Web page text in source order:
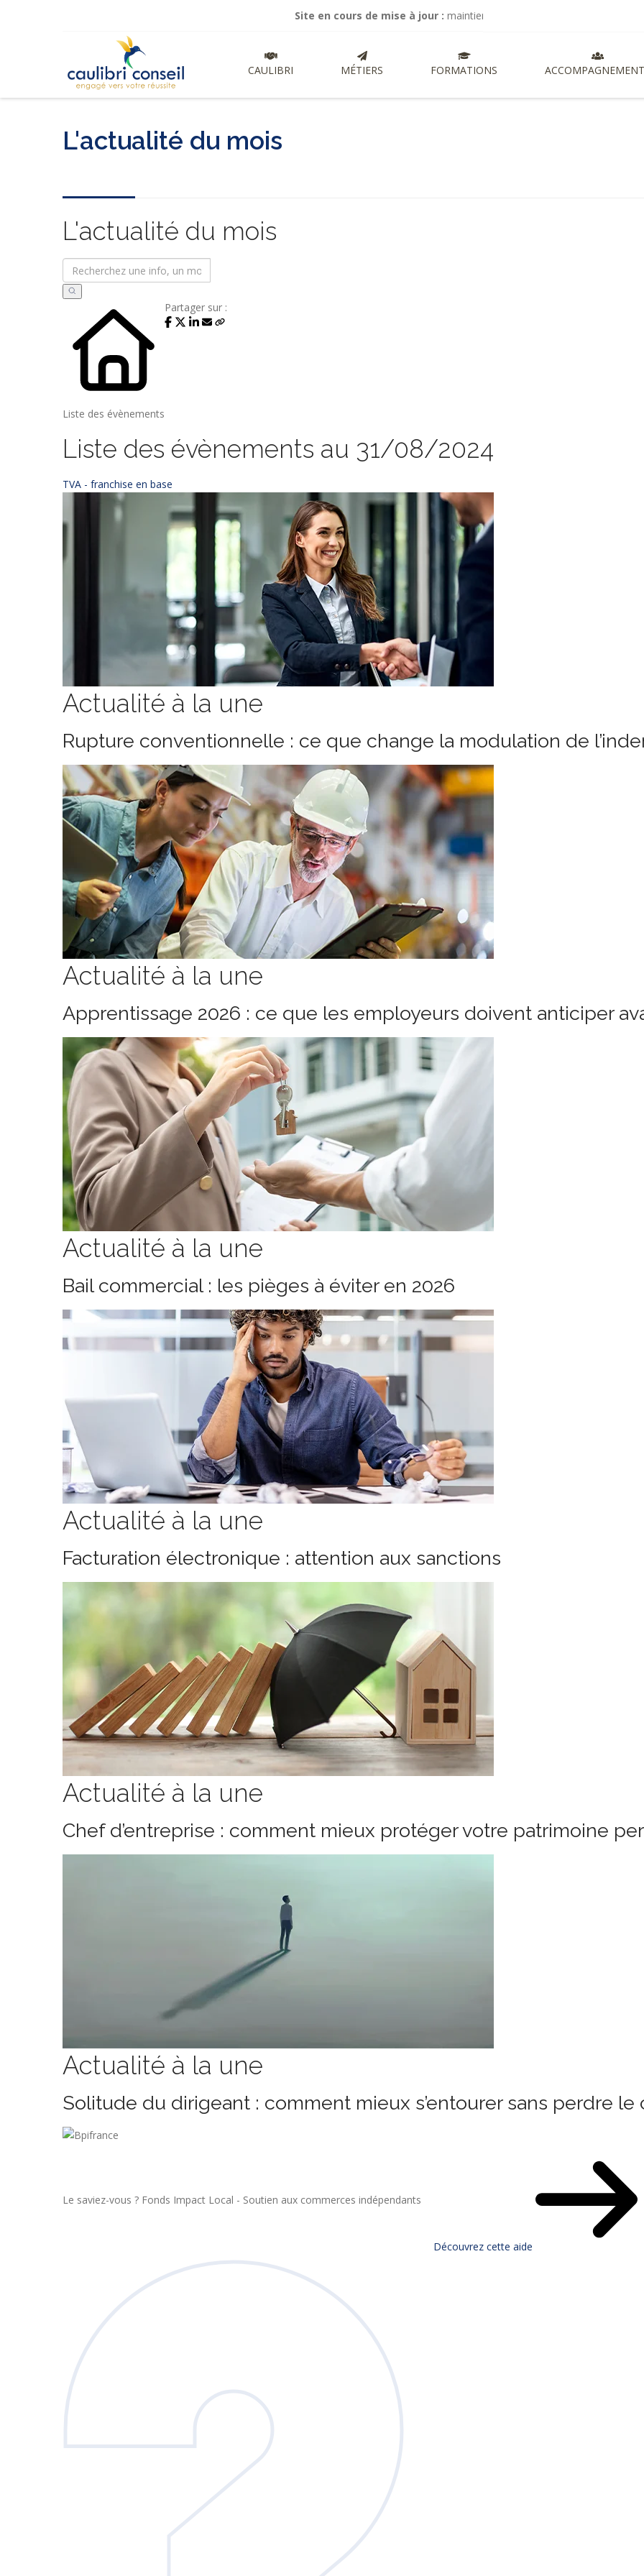
Site en cours de mise à jour : maintien de mes activités de commissariat aux
CAULIBRI MÉTIERS FORMATIONS
L'actualité du mois
L'actualité du mois
Liste des évènements
Partager sur :
Liste des évènements au 31/08/2024
TVA - franchise en base
Actualité à la une
Rupture conventionnelle : ce que change la modulation de
Actualité à la une
Apprentissage 2026 : ce que les employeurs doivent anticiper
Actualité à la une
Bail commercial : les pièges à éviter en 2026
Actualité à la une
Facturation électronique : attention aux sanctions
Actualité à la une
Chef d’entreprise : comment mieux protéger votre patrimoine
Actualité à la une
Solitude du dirigeant : comment mieux s’entourer sans perdre le
Le saviez-vous ? Fonds Impact Local - Soutien aux commerces indépendants
Découvrez cette aide